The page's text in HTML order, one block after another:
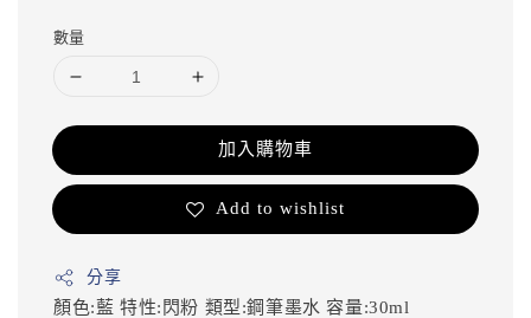
數量
加入購物車
Add to wishlist
分享
顏色:藍 特性:閃粉 類型:鋼筆墨水 容量:30ml